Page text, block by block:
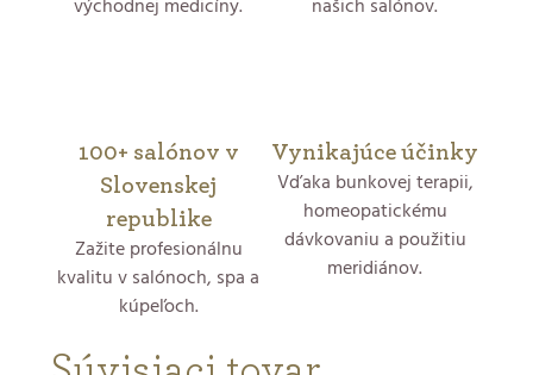
východnej medicíny.
našich salónov.
100+ salónov v
Slovenskej
republike
Zažite profesionálnu
kvalitu v salónoch, spa a
kúpeľoch.
Vynikajúce účinky
Vďaka bunkovej terapii,
homeopatickému
dávkovaniu a použitiu
meridiánov.